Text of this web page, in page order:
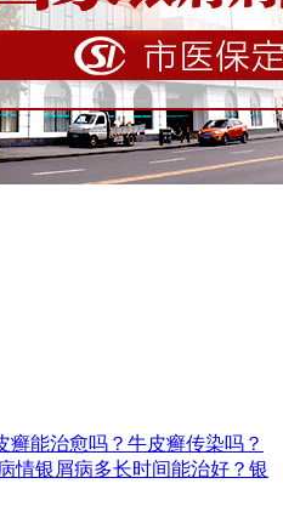
癣能治愈吗？ 牛皮癣传染吗？
情银屑病多长时间能治好？ 银